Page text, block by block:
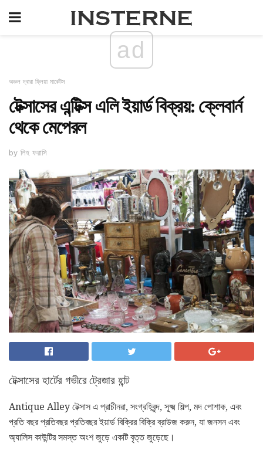
ad
অঞ্চল দ্বারা ফ্লিয়া মার্কেটস
টেক্সাসের এন্টিক্স এলি ইয়ার্ড বিক্রয়: ক্লেবার্ন
থেকে মেপেরল
by লিহ ফরাসি
টেক্সাসের হার্টের গভীরে ট্রেজার হান্ট
Antique Alley টেক্সাস এ প্রাচীনরা, সংগ্রহিবৃন্দ, সূক্ষ্ম শিল্প, মদ পোশাক, এবং
প্রতি বছর প্রতিবছর প্রতিবছর ইয়ার্ড বিক্রির বিক্রি ব্রাউজ করুন, যা জনসন এবং
অ্যালিস কাউন্টির সমস্ত অংশ জুড়ে একটি বৃত্ত জুড়েছে।